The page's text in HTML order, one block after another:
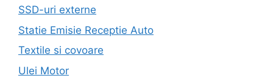
SSD-uri externe
Statie Emisie Receptie Auto
Textile si covoare
Ulei Motor